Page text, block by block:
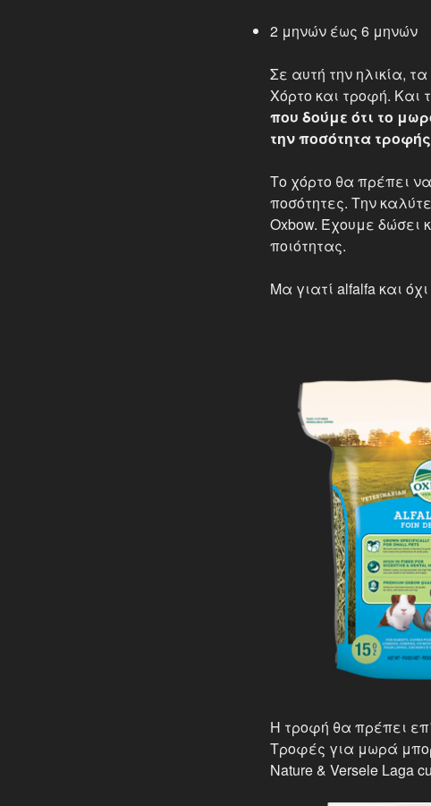
2 μηνών έως 6 μηνών
Σε αυτή την ηλικία,
Χόρτο και τροφή. Και
που δούμε ότι το
την ποσότητα
Το χόρτο θα πρέπει
ποσότητες. Την
Oxbow. Έχουμε
ποιότητας.
Μα γιατί alfalfa και
Η τροφή θα πρέπει
Τροφές για μωρά
Nature & Versele Laga